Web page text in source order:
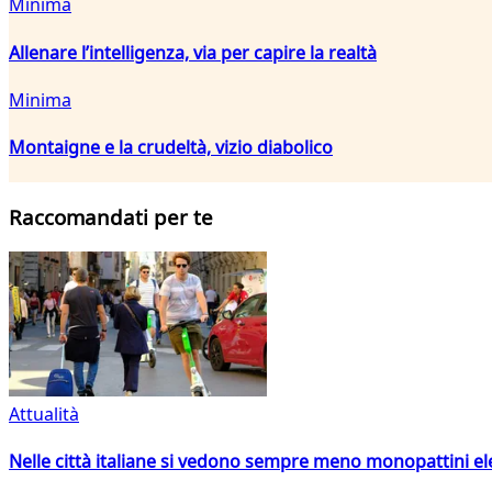
Allenare l’intelligenza, via per capire la realtà
Minima
Montaigne e la crudeltà, vizio diabolico
Raccomandati per te
Attualità
Nelle città italiane si vedono sempre meno monopattini